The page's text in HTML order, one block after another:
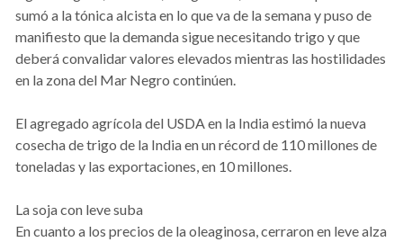
sumó a la tónica alcista en lo que va de la semana y puso de
manifiesto que la demanda sigue necesitando trigo y que
deberá convalidar valores elevados mientras las hostilidades
en la zona del Mar Negro continúen.
El agregado agrícola del USDA en la India estimó la nueva
cosecha de trigo de la India en un récord de 110 millones de
toneladas y las exportaciones, en 10 millones.
La soja con leve suba
En cuanto a los precios de la oleaginosa, cerraron en leve alza